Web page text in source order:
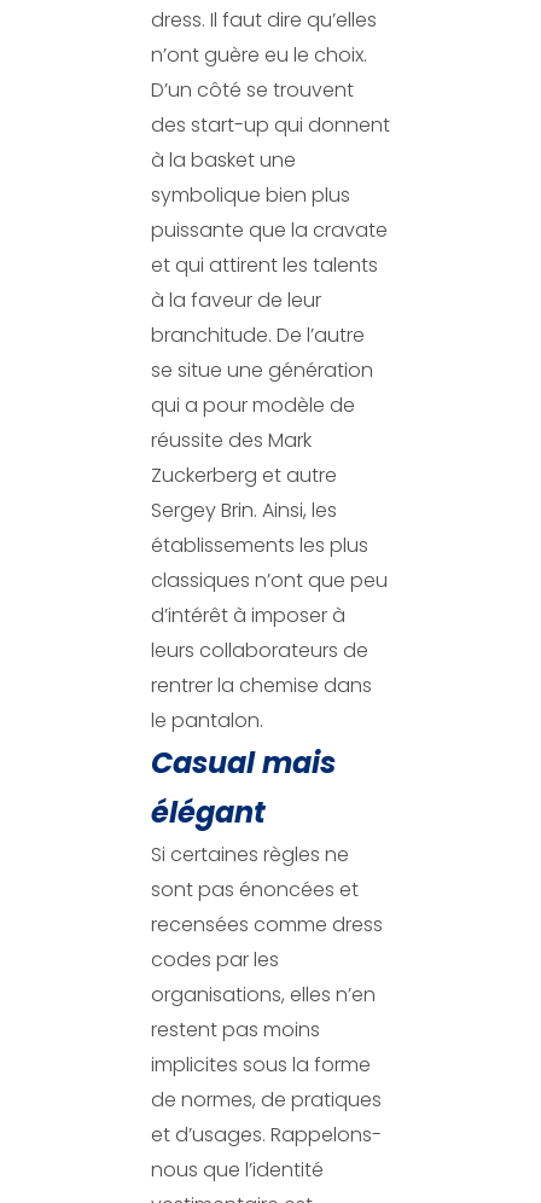
dress. Il faut dire qu’elles
n’ont guère eu le choix.
D’un côté se trouvent
des start-up qui donnent
à la basket une
symbolique bien plus
puissante que la cravate
et qui attirent les talents
à la faveur de leur
branchitude. De l’autre
se situe une génération
qui a pour modèle de
réussite des Mark
Zuckerberg et autre
Sergey Brin. Ainsi, les
établissements les plus
classiques n’ont que peu
d’intérêt à imposer à
leurs collaborateurs de
rentrer la chemise dans
le pantalon.
Casual mais
élégant
Si certaines règles ne
sont pas énoncées et
recensées comme dress
codes par les
organisations, elles n’en
restent pas moins
implicites sous la forme
de normes, de pratiques
et d’usages. Rappelons-
nous que l’identité